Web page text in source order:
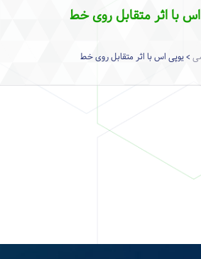
با اثر متقابل روی خط
> یوپی اس با اثر متقابل روی خط